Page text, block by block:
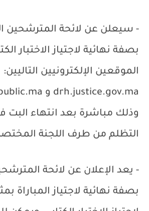
- سيعلن عن لائحة المترشحين
بصفة نهائية لاجتياز الاختبار
الموقعين الإلكترونيين التاليين:
drh.justice.gov.ma و
وذلك مباشرة بعد انتهاء البت
التظلم من طرف اللجنة
- يعد الإعلان عن لائحة
بصفة نهائية لاجتياز المباراة